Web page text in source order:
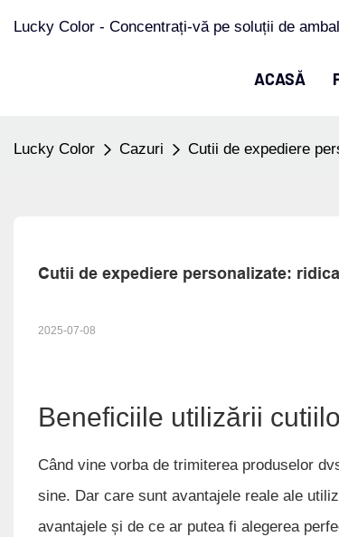
Lucky Color - Concentrați-vă pe soluții de
ACASĂ
Lucky Color Cazuri Cutii de expediere
Cutii de expediere personalizate:
2025-07-08
Beneficiile utilizării
Când vine vorba de trimiterea produselor
sine. Dar care sunt avantajele reale ale
avantajele și de ce ar putea fi alegerea